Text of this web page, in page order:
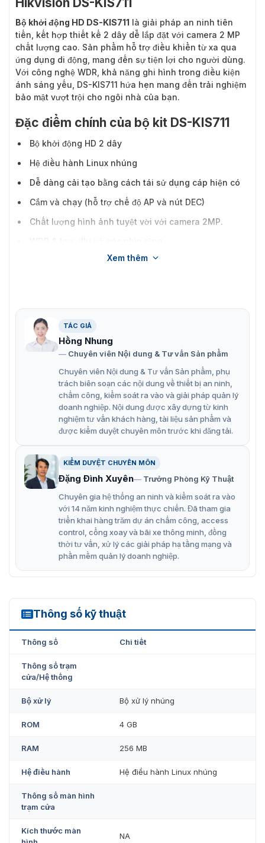
Bộ khởi động HD DS-KIS711 là giải pháp an ninh tiên
tiến, kết hợp thiết kế 2 dây dễ lắp đặt với camera 2 MP
chất lượng cao. Sản phẩm hỗ trợ điều khiển từ xa qua
ứng dụng di động, mang đến sự tiện lợi cho người dùng.
Với công nghệ WDR, khả năng ghi hình trong điều kiện
ánh sáng yếu, DS-KIS711 hứa hẹn mang đến trải nghiệm
bảo mật vượt trội cho ngôi nhà của bạn.
Đặc điểm chính của bộ kit DS-KIS711
Bộ khởi động HD 2 dây
Hệ điều hành Linux nhúng
Dễ dàng cải tạo bằng cách tái sử dụng cáp hiện có
Cắm và chạy (hỗ trợ chế độ AP và nút DEC)
Chất lượng hình ảnh tuyệt vời với camera 2MP.
Tích hợp microphone đa hướng
Điều khiển ứng dụng từ xa như trả lời cuộc gọi và mở
khóa cửa
Đầu vào báo động 2 (hỗ trợ nút thoát hoặc đầu vào
cảm biến cửa)
Màn hình cảm ứng thân thiện với người dùng với
nhiều tính năng và trải nghiệm người dùng tốt hơn
Xem thêm
TÁC GIẢ
Hồng Nhung
Chuyên viên Nội dung & Tư vấn Sản phẩm
Chuyên viên Nội dung & Tư vấn Sản phẩm, phụ
trách biên soạn các nội dung về thiết bị an ninh,
chấm công, kiểm soát ra vào và giải pháp quản lý
doanh nghiệp. Nội dung được xây dựng từ kinh
nghiệm tư vấn khách hàng, tài liệu sản phẩm và
được kiểm duyệt chuyên môn trước khi đăng tải.
KIỂM DUYỆT CHUYÊN MÔN
Đặng Đình Xuyên
Trưởng Phòng Kỹ Thuật
Chuyên gia hệ thống an ninh và kiểm soát ra vào
với 14 năm kinh nghiệm thực chiến. Đã tham gia
triển khai hàng trăm dự án chấm công, access
control, cổng xoay và bãi xe thông minh, đồng
thời tư vấn, xử lý các giải pháp hạ tầng mạng và
phần mềm quản lý doanh nghiệp.
Thông số kỹ thuật
DS-KIS711
Thông số Chi tiết
Thông số trạm
cửa/Hệ thống
Bộ xử lý Bộ xử lý nhúng
ROM 4 GB
RAM 256 MB
Hệ điều hành Hệ điều hành Linux nhúng
Thông số màn hình
trạm cửa
Kích thước màn
NA